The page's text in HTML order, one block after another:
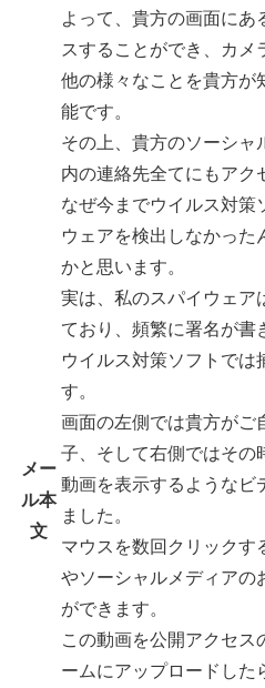
メー
ル本
文
よって、貴方の画面に
スすることができ、カメ
他の様々なことを貴方が
能です。
その上、貴方のソーシャ
内の連絡先全てにもアク
なぜ今までウイルス対策
ウェアを検出しなかっ
かと思います。
実は、私のスパイウェア
ており、頻繁に署名が
ウイルス対策ソフトで
す。
画面の左側では貴方がご
子、そして右側ではその
動画を表示するようなビ
ました。
マウスを数回クリック
やソーシャルメディアの
ができます。
この動画を公開アクセス
ームにアップロードし